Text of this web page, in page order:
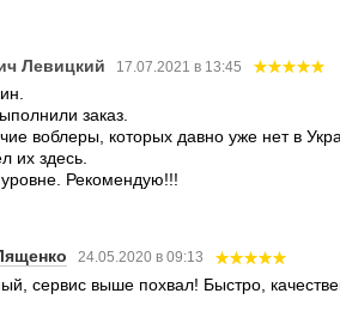
Левицкий 17.07.2021 в 13:45
заказ.
воблеры, которых давно уже нет в
их здесь.
Рекомендую!!!
24.05.2020 в 09:13
сервис выше похвал! Быстро,